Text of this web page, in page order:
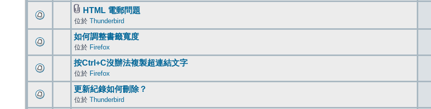
HTML 電郵問題
位於 Thunderbird
如何調整書籤寬度
位於 Firefox
按Ctrl+C沒辦法複製超連結文字
位於 Firefox
更新紀錄如何刪除？
位於 Thunderbird